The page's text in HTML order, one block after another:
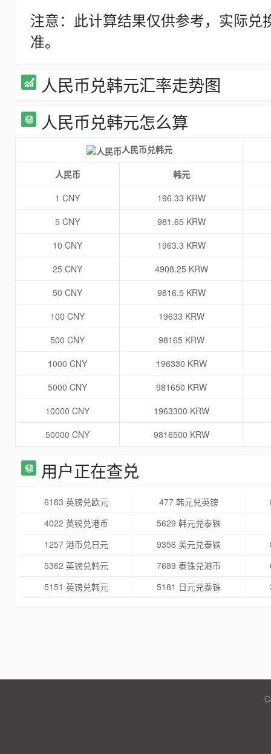
注意：此计算结果仅供参考，实际
准。
人民币兑韩元汇率走势图
人民币兑韩元怎么算
人民币兑韩元
人民币
韩元
1 CNY
196.33 KRW
5 CNY
981.65 KRW
10 CNY
1963.3 KRW
25 CNY
4908.25 KRW
50 CNY
9816.5 KRW
100 CNY
19633 KRW
500 CNY
98165 KRW
1000 CNY
196330 KRW
5000 CNY
981650 KRW
10000 CNY
1963300 KRW
50000 CNY
9816500 KRW
用户正在查兑
6183 英镑兑欧元 477 韩元兑英镑
4022 英镑兑港币
5629 韩元兑泰铢
1257 港币兑日元
9356 美元兑泰铢
5362 英镑兑韩元
7689 泰铢兑港币
5151 英镑兑韩元
5181 日元兑泰铢